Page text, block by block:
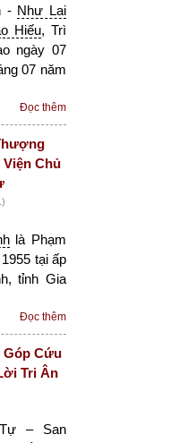
- Như Lai
Hiếu, Trì
ngày 07
07 năm
Đọc thêm
Chủ
là Phạm
tại ấp
tỉnh Gia
Đọc thêm
Góp Cứu
Tri Ân
– San